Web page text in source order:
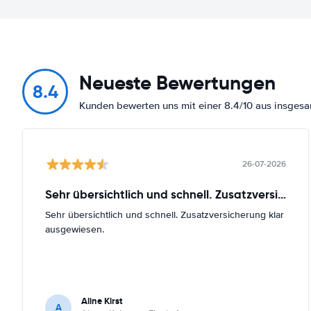
8.4 Neueste Bewertungen
Kunden bewerten uns mit einer 8.4/10 aus
26-07-2026
Sehr übersichtlich und schnell. Zusatzversicherung
Sehr übersichtlich und schnell. Zusatzversicherung klar
ausgewiesen.
A Aline Kirst